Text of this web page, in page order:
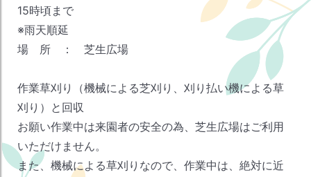
15時頃まで
※雨天順延
場 所 ： 芝生広場
作業草刈り（機械による芝刈り、刈り払い機による草
刈り）と回収
お願い作業中は来園者の安全の為、芝生広場はご利用
いただけません。
また、機械による草刈りなので、作業中は、絶対に近